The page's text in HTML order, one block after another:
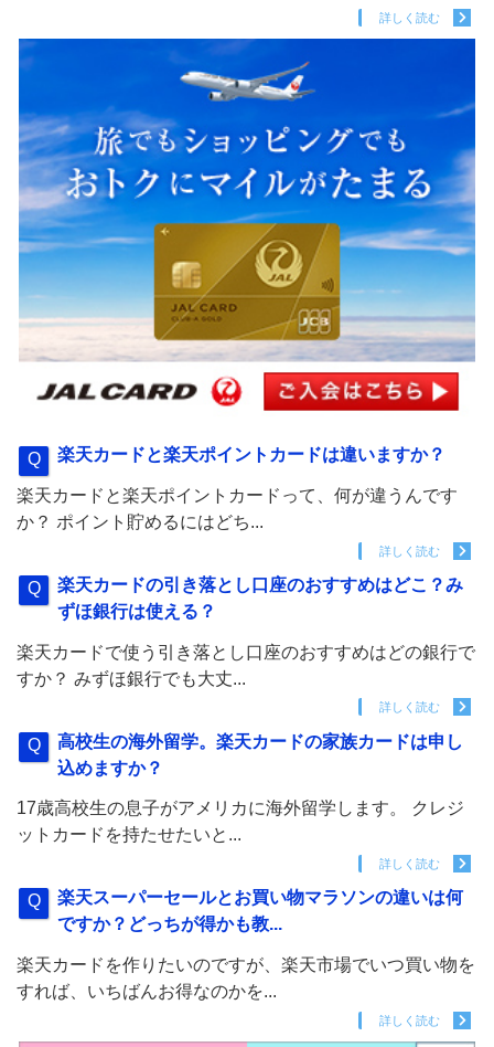
詳しく読む
楽天カードと楽天ポイントカードは違いますか？
楽天カードと楽天ポイントカードって、何が違うんです
か？ ポイント貯めるにはどち...
詳しく読む
楽天カードの引き落とし口座のおすすめはどこ？み
ずほ銀行は使える？
楽天カードで使う引き落とし口座のおすすめはどの銀行で
すか？ みずほ銀行でも大丈...
詳しく読む
高校生の海外留学。楽天カードの家族カードは申し
込めますか？
17歳高校生の息子がアメリカに海外留学します。 クレジ
ットカードを持たせたいと...
詳しく読む
楽天スーパーセールとお買い物マラソンの違いは何
ですか？どっちが得かも教...
楽天カードを作りたいのですが、楽天市場でいつ買い物を
すれば、いちばんお得なのかを...
詳しく読む